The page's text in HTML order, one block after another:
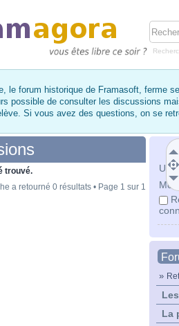
le forum historique de Framasoft, ferme
possible de consulter les discussions
Si vous avez des questions, on se
Mot
»
La
trouvé.
a retourné 0 résultats • Page 1 sur 1